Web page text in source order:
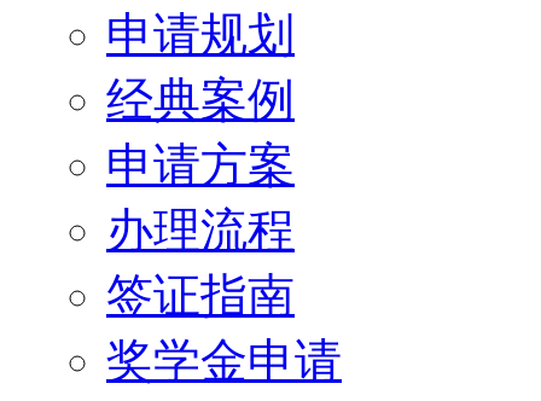
申请规划
经典案例
申请方案
办理流程
签证指南
奖学金申请